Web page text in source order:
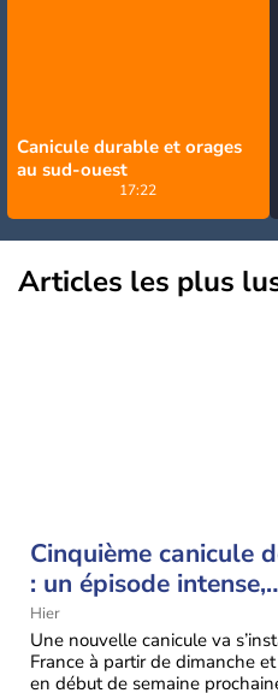
Canicule durable et orages
au sud-ouest
17:22
Articles les plus
Cinquième canicule
: un épisode intense,
durable et étendu la
semaine prochaine
Hier
Une nouvelle canicule va
France à partir de dimanche
en début de semaine